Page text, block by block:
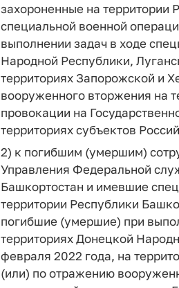
захороненные на территории
специальной военной
выполнении задач в ходе
Народной Республики,
территориях Запорожской и
вооруженного вторжения на
провокации на
территориях субъектов
2) к погибшим (умершим)
Управления Федеральной
Башкортостан и имевшие
территории Республики
погибшие (умершие) при
территориях Донецкой
февраля 2022 года, на
(или) по отражению